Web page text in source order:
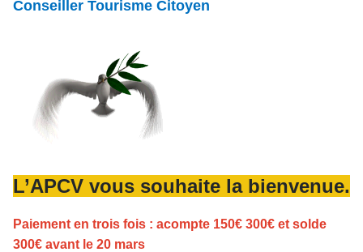
Conseiller Tourisme Citoyen
L’APCV vous souhaite la bienvenue.
Paiement en trois fois : acompte 150€ 300€ et solde
300€ avant le 20 mars